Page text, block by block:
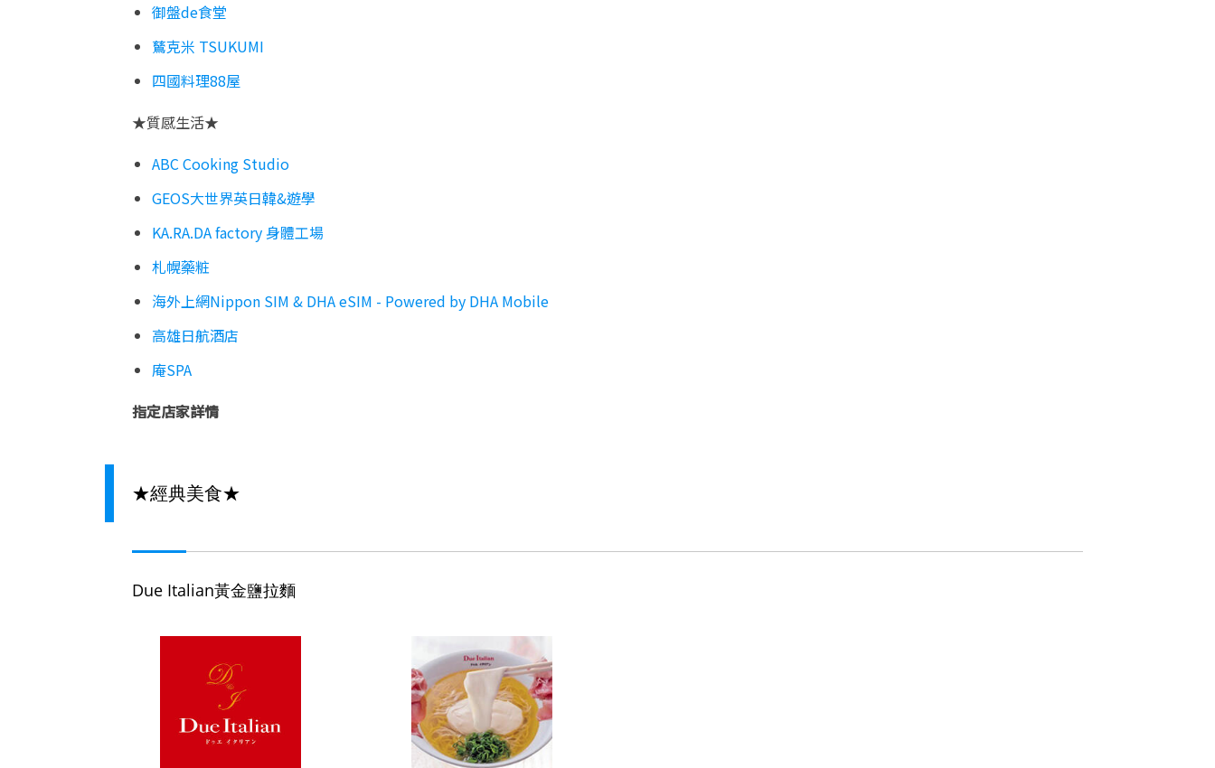
御盤de食堂
鶿克米 TSUKUMI
四國料理88屋
★質感生活★
ABC Cooking Studio
GEOS大世界英日韓&遊學
KA.RA.DA factory 身體工場
札幌藥粧
海外上網Nippon SIM & DHA eSIM - Powered by DHA Mobile
高雄日航酒店
庵SPA
指定店家詳情
★經典美食★
Due Italian黃金鹽拉麵